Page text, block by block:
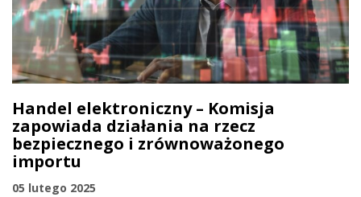
Handel elektroniczny – Komisja
zapowiada działania na rzecz
bezpiecznego i zrównoważonego
importu
05 lutego 2025